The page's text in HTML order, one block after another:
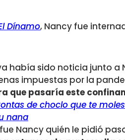
Dínamo, Nancy fue
había sido noticia junto a
impuestas por la
que pasaría este
de choclo que te
nana
Nancy quién le pidió